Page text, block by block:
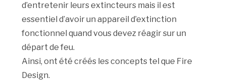
d’entretenir leurs extincteurs mais il est
essentiel d’avoir un appareil d’extinction
fonctionnel quand vous devez réagir sur un
départ de feu.
Ainsi, ont été créés les concepts tel que Fire
Design.